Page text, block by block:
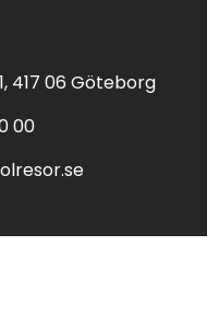
417 06 Göteborg
00